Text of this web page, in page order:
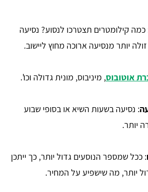
כמה קילומטרים תצטרכו לנסוע? נסיעה
יותר מנסיעה ארוכה מחוץ ליישוב.
אוטובוס, מיניבוס, מונית גדולה וכו'.
: נסיעה בשעות השיא או בסופי שבוע
יותר.
: ככל שמספר הנוסעים גדול יותר, כך ייתכן
יותר, מה שישפיע על המחיר.